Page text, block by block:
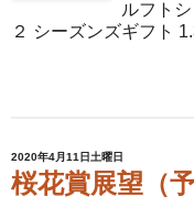
ルフト
２ シーズンズギフト
2020年4月11日土曜日
桜花賞展望（